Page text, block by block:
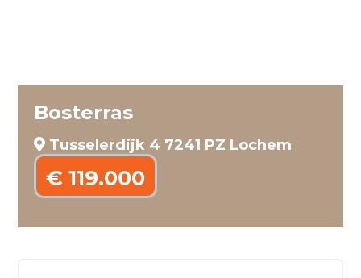
Bosterras
Tusselerdijk 4 7241 PZ Lochem
€ 119.000